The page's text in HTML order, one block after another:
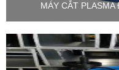
MÁY CẮT